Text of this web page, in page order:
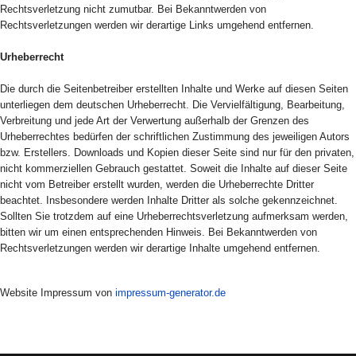
Rechtsverletzung nicht zumutbar. Bei Bekanntwerden von
Rechtsverletzungen werden wir derartige Links umgehend entfernen.
Urheberrecht
Die durch die Seitenbetreiber erstellten Inhalte und Werke auf diesen Seiten
unterliegen dem deutschen Urheberrecht. Die Vervielfältigung, Bearbeitung,
Verbreitung und jede Art der Verwertung außerhalb der Grenzen des
Urheberrechtes bedürfen der schriftlichen Zustimmung des jeweiligen Autors
bzw. Erstellers. Downloads und Kopien dieser Seite sind nur für den privaten,
nicht kommerziellen Gebrauch gestattet. Soweit die Inhalte auf dieser Seite
nicht vom Betreiber erstellt wurden, werden die Urheberrechte Dritter
beachtet. Insbesondere werden Inhalte Dritter als solche gekennzeichnet.
Sollten Sie trotzdem auf eine Urheberrechtsverletzung aufmerksam werden,
bitten wir um einen entsprechenden Hinweis. Bei Bekanntwerden von
Rechtsverletzungen werden wir derartige Inhalte umgehend entfernen.
Website Impressum von impressum-generator.de